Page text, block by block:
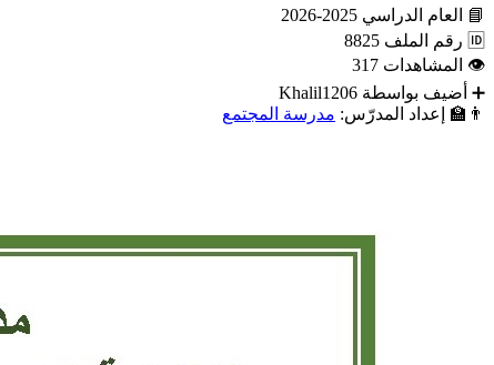
📘 العام الدراسي 2025-2026
🆔 رقم الملف 8825
👁 المشاهدات 317
➕ أضيف بواسطة Khalil1206
👨‍🏫
إعداد المدرّس: مدرسة المجتمع